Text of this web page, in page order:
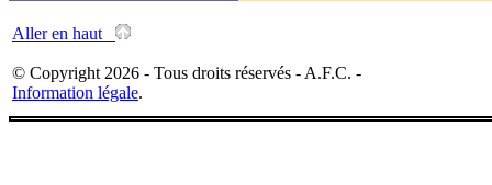
Aller en haut
© Copyright 2026 - Tous droits réservés - A.F.C. -
Information légale.